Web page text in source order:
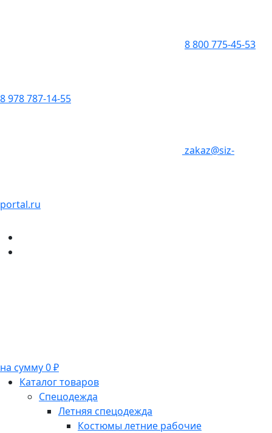
8 800 775-45-53
8 978 787-14-55
zakaz@siz-
portal.ru
на сумму 0 ₽
Каталог товаров
Спецодежда
Летняя спецодежда
Костюмы летние рабочие